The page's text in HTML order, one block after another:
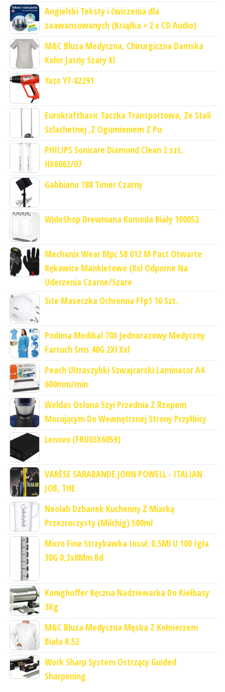
Angielski Teksty i ćwiczenia dla
zaawansowanych (Książka + 2 x CD Audio)
M&C Bluza Medyczna, Chirurgiczna Damska
Kolor Jasny Szary Xl
Yato YT-82291
Eurokraftbasic Taczka Transportowa, Ze Stali
Szlachetnej ,Z Ogumieniem Z Pu
PHILIPS Sonicare Diamond Clean 2 szt.
HX6062/07
Gabbiano 188 Timer Czarny
WideShop Drewniana Komoda Biały 100052
Mechanix Wear Mpc 58 012 M Pact Otwarte
Rękawice Mankietowe (Xxl Odporne Na
Uderzenia Czarne/Szare
Site Maseczka Ochronna Ffp1 10 Szt.
Podima Medikal 70X Jednorazowy Medyczny
Fartuch Sms 40G 2Xl Xxl
Peach Ultraszybki Szwajcarski Laminator A4
600mm/min
Weldas Osłona Szyi Przednia Z Rzepem
Mocującym Do Wewnętrznej Strony Przyłbicy
Lenovo (FRU03X6059)
VARÈSE SARABANDE JOHN POWELL - ITALIAN
JOB, THE
Neolab Dzbanek Kuchenny Z Miarką
Przezroczysty (Milchig) 500ml
Micro Fine Strzykawka Insul. 0,5Ml U 100 Igła
30G 0,3x8Mm Bd
Konighoffer Ręczna Nadziewarka Do Kiełbasy
3Kg
M&C Bluza Medyczna Męska Z Kołnierzem
Biała R.52
Work Sharp System Ostrzący Guided
Sharpening